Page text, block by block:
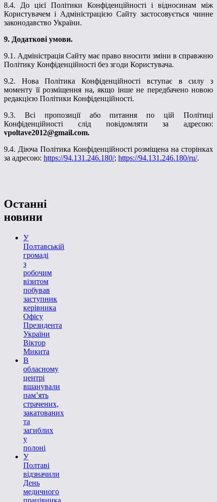
8.4. До цієї Політики Конфіденційності і відносинам між
Користувачем і Адміністрацією Сайту застосовується чинне
законодавство України.
9. Додаткові умови.
9.1. Адміністрація Сайту має право вносити зміни в справжню
Політику Конфіденційності без згоди Користувача.
9.2. Нова Політика Конфіденційності вступає в силу з
моменту її розміщення на, якщо інше не передбачено новою
редакцією Політики Конфіденційності.
9.3. Всі пропозиції або питання по цій Політиці
Конфіденційності слід повідомляти за адресою:
vpoltave2012@gmail.com.
9.4. Діюча Політика Конфіденційності розміщена на сторінках
за адресою: https://94.131.246.180/; https://94.131.246.180/ru/.
Останні
новини
У
Полтавській
громаді
з
робочим
візитом
побував
заступник
керівника
Офісу
Президента
України
Віктор
Микита
В
обласному
центрі
вшанували
пам’ять
страчених,
закатованих
та
загиблих
у
полоні
У
Полтаві
відзначили
День
медичного
працівника